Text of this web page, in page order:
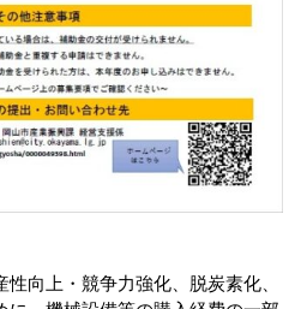
向上・競争力強化、脱炭素化、